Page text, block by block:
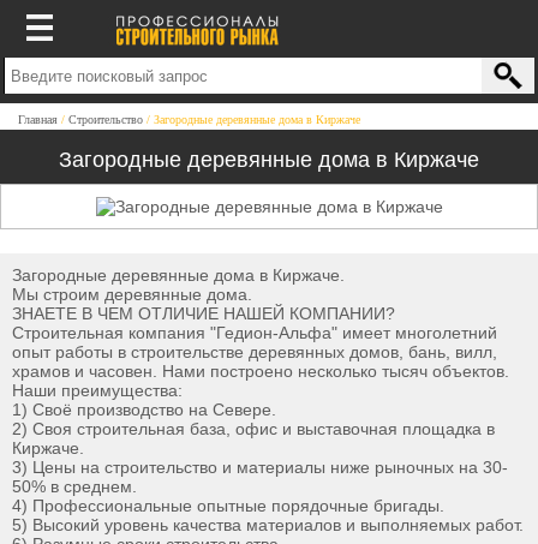
Главная Строительство Загородные деревянные дома в Киржаче
Загородные деревянные дома в Киржаче
Загородные деревянные дома в Киржаче.
Мы строим деревянные дома.
ЗНАЕТЕ В ЧЕМ ОТЛИЧИЕ НАШЕЙ КОМПАНИИ?
Строительная компания "Гедион-Альфа" имеет многолетний
опыт работы в строительстве деревянных домов, бань, вилл,
храмов и часовен. Нами построено несколько тысяч объектов.
Наши преимущества:
1) Своё производство на Севере.
2) Своя строительная база, офис и выставочная площадка в
Киржаче.
3) Цены на строительство и материалы ниже рыночных на 30-
50% в среднем.
4) Профессиональные опытные порядочные бригады.
5) Высокий уровень качества материалов и выполняемых работ.